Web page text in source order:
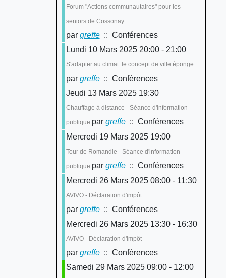
Forum "Actions communautaires" pour les
seniors de Cossonay
par greffe:: Conférences
Lundi 10 Mars 2025 20:00 - 21:00
S'adapter au climat: le concept de ville éponge
par greffe:: Conférences
Jeudi 13 Mars 2025 19:30
Chauffage à distance - Séance d'information
publique par greffe:: Conférences
Mercredi 19 Mars 2025 19:00
Tour de Romandie - Séance d'information
publique par greffe:: Conférences
Mercredi 26 Mars 2025 08:00 - 11:30
AVIVO - Déclaration d'impôt
par greffe:: Conférences
Mercredi 26 Mars 2025 13:30 - 16:30
AVIVO - Déclaration d'impôt
par greffe:: Conférences
Samedi 29 Mars 2025 09:00 - 12:00